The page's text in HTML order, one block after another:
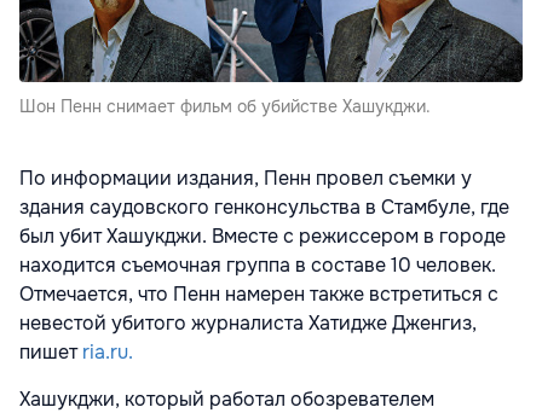
Шон Пенн снимает фильм об убийстве Хашукджи.
По информации издания, Пенн провел съемки у
здания саудовского генконсульства в Стамбуле, где
был убит Хашукджи. Вместе с режиссером в городе
находится съемочная группа в составе 10 человек.
Отмечается, что Пенн намерен также встретиться с
невестой убитого журналиста Хатидже Дженгиз,
пишетria.ru.
Хашукджи, который работал обозревателем